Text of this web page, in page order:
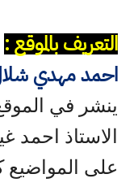
التعريف بالموقع :
احمد مهدي
ينشر في
الاستاذ احمد
على